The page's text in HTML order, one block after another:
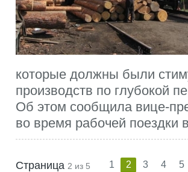
которые должны были
производств по глубокой
Об этом сообщила вице-
во время рабочей поездки
Страница 2 из 5 1 2 3 4 5